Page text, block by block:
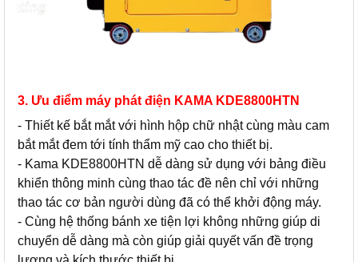
3. Ưu điểm máy phát điện KAMA KDE8800HTN
- Thiết kế bắt mắt với hình hộp chữ nhật cùng màu cam
bắt mắt đem tới tính thẩm mỹ cao cho thiết bị.
- Kama KDE8800HTN dễ dàng sử dụng với bảng điều
khiển thông minh cùng thao tác đề nên chỉ với những
thao tác cơ bản người dùng đã có thể khởi động máy.
- Cùng hệ thống bánh xe tiện lợi không những giúp di
chuyển dễ dàng mà còn giúp giải quyết vấn đề trọng